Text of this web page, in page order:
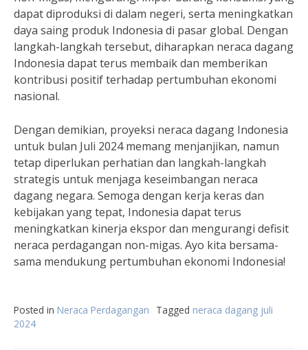
dapat diproduksi di dalam negeri, serta meningkatkan
daya saing produk Indonesia di pasar global. Dengan
langkah-langkah tersebut, diharapkan neraca dagang
Indonesia dapat terus membaik dan memberikan
kontribusi positif terhadap pertumbuhan ekonomi
nasional.
Dengan demikian, proyeksi neraca dagang Indonesia
untuk bulan Juli 2024 memang menjanjikan, namun
tetap diperlukan perhatian dan langkah-langkah
strategis untuk menjaga keseimbangan neraca
dagang negara. Semoga dengan kerja keras dan
kebijakan yang tepat, Indonesia dapat terus
meningkatkan kinerja ekspor dan mengurangi defisit
neraca perdagangan non-migas. Ayo kita bersama-
sama mendukung pertumbuhan ekonomi Indonesia!
Posted in Neraca Perdagangan Tagged neraca dagang juli
2024